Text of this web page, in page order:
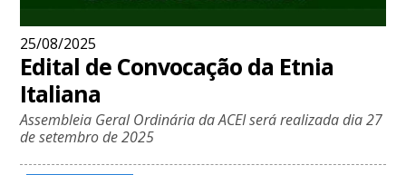
25/08/2025
Edital de Convocação da Etnia
Italiana
Assembleia Geral Ordinária da ACEI será realizada dia 27
de setembro de 2025